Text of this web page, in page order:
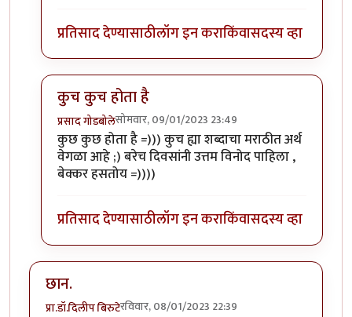
प्रतिसाद देण्यासाठीलॉग इन कराकिंवासदस्य व्हा
कुच कुच होता है
प्रसाद गोडबोलेसोमवार, 09/01/2023 23:49
In reply to"कुच कुच होता है" एवढे समजले.byचित्रगुप्त
कुछ कुछ होता है =))) कुच ह्या शब्दाचा मराठीत अर्थ
वेगळा आहे ;) बरेच दिवसांनी उत्तम विनोद पाहिला ,
बेक्कर हसतोय =))))
प्रतिसाद देण्यासाठीलॉग इन कराकिंवासदस्य व्हा
छान.
प्रा.डॉ.दिलीप बिरुटेरविवार, 08/01/2023 22:39